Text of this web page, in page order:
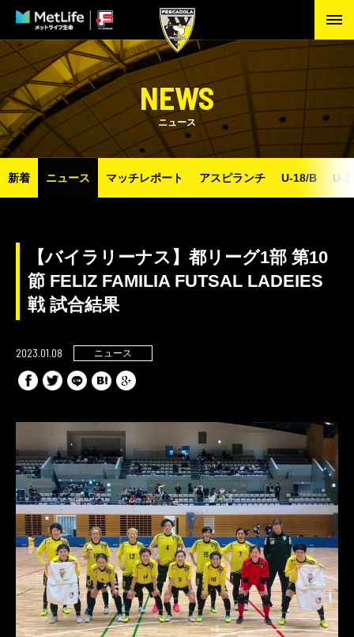
NEWS
ニュース
新着 ニュース マッチレポート アスピランチ U-18/B U-
【バイラリーナス】都リーグ1部 第10
節 FELIZ FAMILIA FUTSAL LADEIES
戦 試合結果
2023.01.08 ニュース